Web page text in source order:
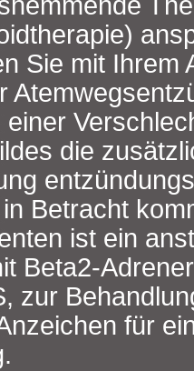
Sie mit Ihrem
einer
die
Betracht
ist ein
zur
für